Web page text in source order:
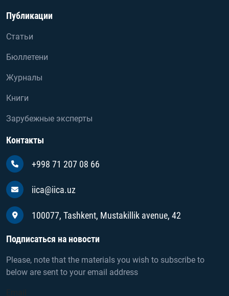
Публикации
Статьи
Бюллетени
Журналы
Книги
Зарубежные эксперты
Контакты
+998 71 207 08 66
iica@iica.uz
100077, Tashkent, Mustakillik avenue, 42
Подписаться на новости
Please, note that the materials you wish to subscribe to
below are sent to your email address